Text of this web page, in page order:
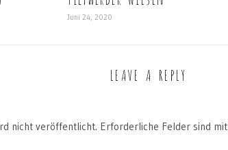
Juni 24, 2020
LEAVE A REPLY
nicht veröffentlicht. Erforderliche Felder sind mit